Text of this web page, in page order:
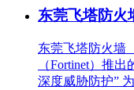
东莞飞塔防火
东莞飞塔防火墙
（Fortinet）推
深度威胁防护”